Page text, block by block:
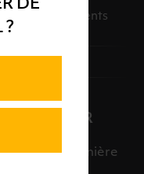
DE
?
à vos événements
avant-première